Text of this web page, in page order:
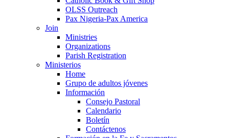
OLSS Outreach
Pax Nigeria-Pax America
Join
Ministries
Organizations
Parish Registration
Ministerios
Home
Grupo de adultos jóvenes
Información
Consejo Pastoral
Calendario
Boletín
Contáctenos